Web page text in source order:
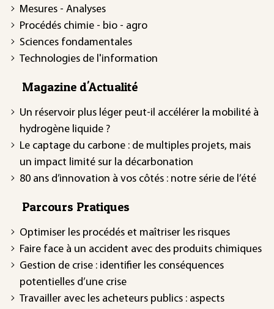
Mesures - Analyses
Procédés chimie - bio - agro
Sciences fondamentales
Technologies de l'information
Magazine d'Actualité
Un réservoir plus léger peut-il accélérer la mobilité à
hydrogène liquide ?
Le captage du carbone : de multiples projets, mais
un impact limité sur la décarbonation
80 ans d’innovation à vos côtés : notre série de l’été
Parcours Pratiques
Optimiser les procédés et maîtriser les risques
Faire face à un accident avec des produits chimiques
Gestion de crise : identifier les conséquences
potentielles d’une crise
Travailler avec les acheteurs publics : aspects